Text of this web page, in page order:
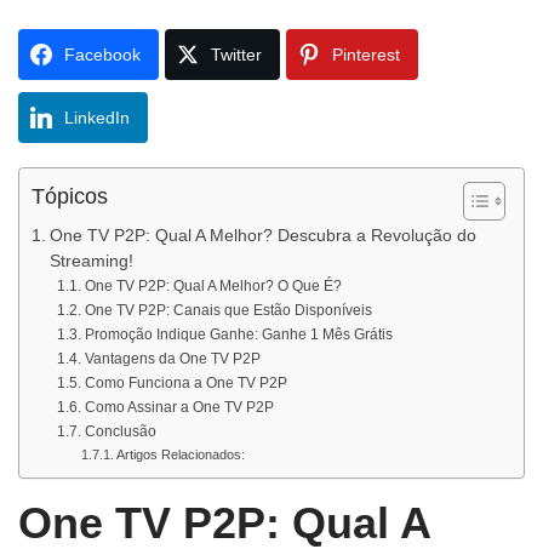
Facebook Twitter Pinterest
LinkedIn
Tópicos
One TV P2P: Qual A Melhor? Descubra a Revolução do
Streaming!
One TV P2P: Qual A Melhor? O Que É?
One TV P2P: Canais que Estão Disponíveis
Promoção Indique Ganhe: Ganhe 1 Mês Grátis
Vantagens da One TV P2P
Como Funciona a One TV P2P
Como Assinar a One TV P2P
Conclusão
Artigos Relacionados:
One TV P2P: Qual A